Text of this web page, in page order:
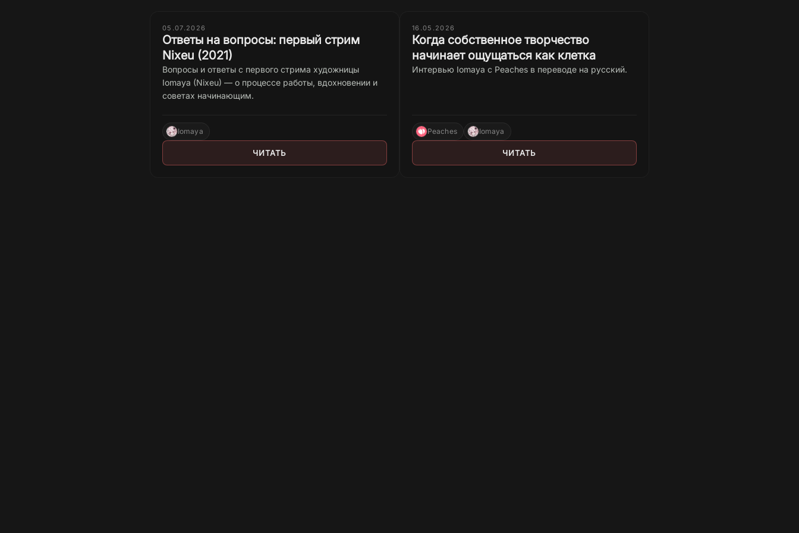
05.07.2026
Ответы на вопросы: первый стрим
Nixeu (2021)
Вопросы и ответы с первого стрима художницы
Iomaya (Nixeu) — о процессе работы, вдохновении и
советах начинающим.
Iomaya
ЧИТАТЬ
16.05.2026
Когда собственное творчество
начинает ощущаться как клетка
Интервью Iomaya c Peaches в переводе на русский.
Peaches Iomaya
ЧИТАТЬ